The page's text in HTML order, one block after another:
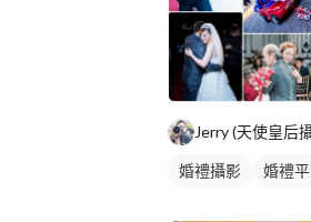
婚禮攝影 婚禮